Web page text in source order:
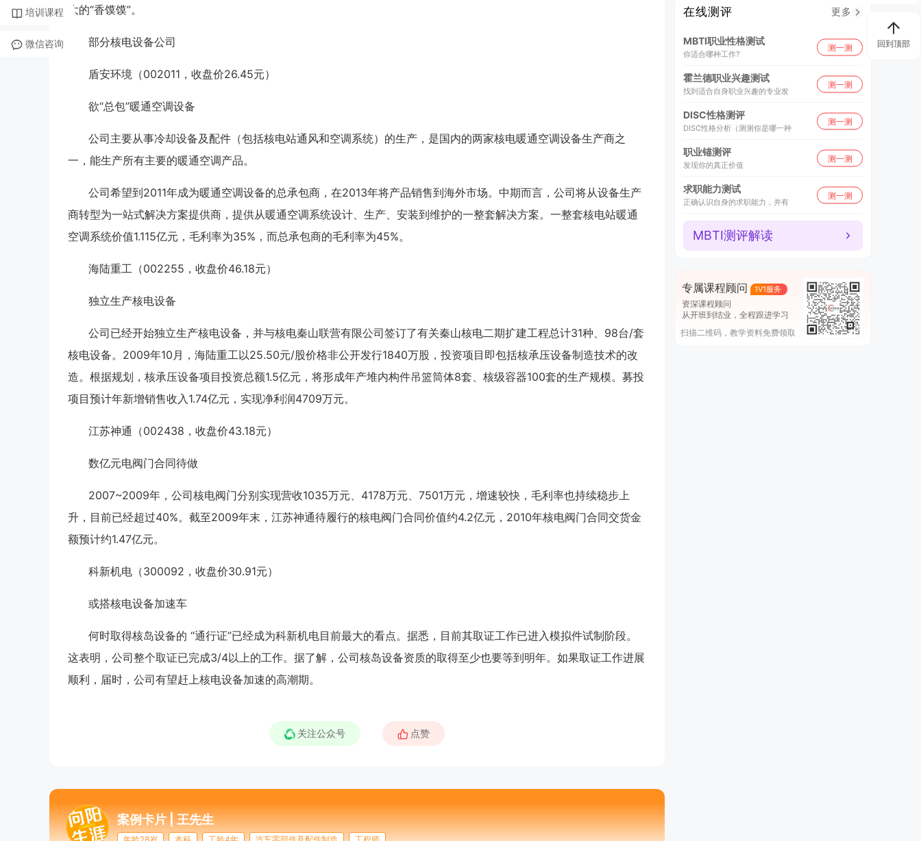
大的“香馍馍”。
部分核电设备公司
盾安环境（002011，收盘价26.45元）
欲“总包”暖通空调设备
公司主要从事冷却设备及配件（包括核电站通风和空调系统）的生产，是国内的两家核电暖通空调设备生产商之
一，能生产所有主要的暖通空调产品。
公司希望到2011年成为暖通空调设备的总承包商，在2013年将产品销售到海外市场。中期而言，公司将从设备生产
商转型为一站式解决方案提供商，提供从暖通空调系统设计、生产、安装到维护的一整套解决方案。一整套核电站暖通
空调系统价值1.115亿元，毛利率为35%，而总承包商的毛利率为45%。
海陆重工（002255，收盘价46.18元）
独立生产核电设备
公司已经开始独立生产核电设备，并与核电秦山联营有限公司签订了有关秦山核电二期扩建工程总计31种、98台/套
核电设备。2009年10月，海陆重工以25.50元/股价格非公开发行1840万股，投资项目即包括核承压设备制造技术的改
造。根据规划，核承压设备项目投资总额1.5亿元，将形成年产堆内构件吊篮筒体8套、核级容器100套的生产规模。募投
项目预计年新增销售收入1.74亿元，实现净利润4709万元。
江苏神通（002438，收盘价43.18元）
数亿元电阀门合同待做
2007~2009年，公司核电阀门分别实现营收1035万元、4178万元、7501万元，增速较快，毛利率也持续稳步上
升，目前已经超过40%。截至2009年末，江苏神通待履行的核电阀门合同价值约4.2亿元，2010年核电阀门合同交货金
额预计约1.47亿元。
科新机电（300092，收盘价30.91元）
或搭核电设备加速车
何时取得核岛设备的 “通行证”已经成为科新机电目前最大的看点。据悉，目前其取证工作已进入模拟件试制阶段。
这表明，公司整个取证已完成3/4以上的工作。据了解，公司核岛设备资质的取得至少也要等到明年。如果取证工作进展
顺利，届时，公司有望赶上核电设备加速的高潮期。
关注公众号
案例卡片 |王先生
年龄28岁 本科 工龄4年 汽车零部件及配件制造 工程师
在线测评 更多
MBTI职业性格测试
你适合哪种工作?
测一测
霍兰德职业兴趣测试
找到适合自身职业兴趣的专业发
测一测
DISC性格测评
DISC性格分析（测测你是哪一种
测一测
职业锚测评
发现你的真正价值
测一测
求职能力测试
正确认识自身的求职能力，并有
测一测
MBTI测评解读
专属课程顾问 1V1服务
资深课程顾问
从开班到结业，全程跟进学习
扫描二维码，教学资料免费领取
培训课程
微信咨询 回到顶部